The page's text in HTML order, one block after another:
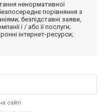
ненормативної
порівняння з
безпідставні заяви,
і / або її послуги;
інтернет-ресурси;
сайті